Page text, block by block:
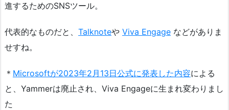
進するためのSNSツール。
代表的なものだと、 Talknoteや Viva Engage などがありま
せすね。
＊ Microsoftが2023年2月13日公式に発表した内容による
と、Yammerは廃止され、Viva Engageに生まれ変わりまし
た